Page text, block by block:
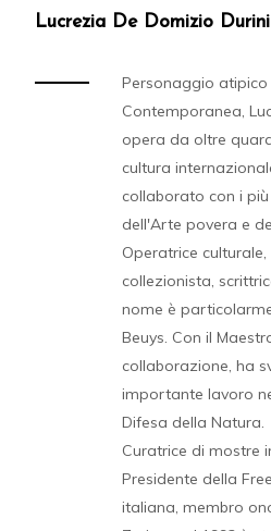
Lucrezia De Domizio Durini
Personaggio
Contemporanea,
opera da oltre
cultura
collaborato con i
dell'Arte povera e
Operatrice
collezionista,
nome è
Beuys. Con il
collaborazione, ha
importante lavoro
Difesa della Natura.
Curatrice di mostre
Presidente della
italiana, membro